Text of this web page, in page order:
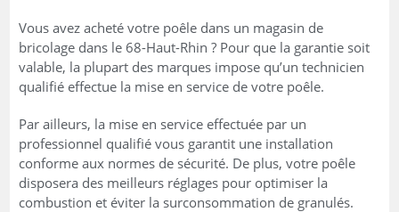
Vous avez acheté votre poêle dans un magasin de
bricolage dans le 68-Haut-Rhin ? Pour que la garantie soit
valable, la plupart des marques impose qu’un technicien
qualifié effectue la mise en service de votre poêle.
Par ailleurs, la mise en service effectuée par un
professionnel qualifié vous garantit une installation
conforme aux normes de sécurité. De plus, votre poêle
disposera des meilleurs réglages pour optimiser la
combustion et éviter la surconsommation de granulés.